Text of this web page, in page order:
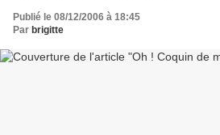
Publié le 08/12/2006 à 18:45
Par brigitte